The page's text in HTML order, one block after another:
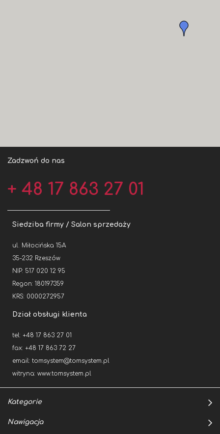
Zadzwoń do nas
+ 48 17 863 27 01
Siedziba firmy / Salon sprzedaży
ul. Miłocińska 15A
35-232 Rzeszów
NIP: 517 020 12 95
Regon: 180197359
KRS: 0000272957
Dział obsługi klienta
tel: +48 17 863 27 01
fax: +48 17 863 72 27
email: tomsystem@tomsystem.pl
witryna: www.tomsystem.pl
Kategorie
Nawigacja